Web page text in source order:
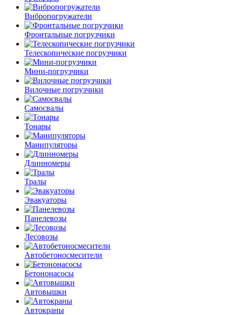
Вибро­погружатели
Фронтальные погрузчики
Телескопические погрузчики
Мини-погрузчики
Вилочные погрузчики
Самосвалы
Тонары
Манипуляторы
Длинномеры
Тралы
Эвакуаторы
Панелевозы
Лесовозы
Автобетоно­смесители
Бетононасосы
Автовышки
Автокраны